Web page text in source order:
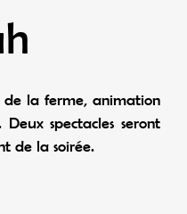
de la ferme, animation
spectacles seront
de la soirée.